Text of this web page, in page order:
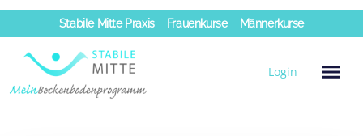
Zum
springen
Stabile Mitte Praxis Frauenkurse Männerkurse
Login